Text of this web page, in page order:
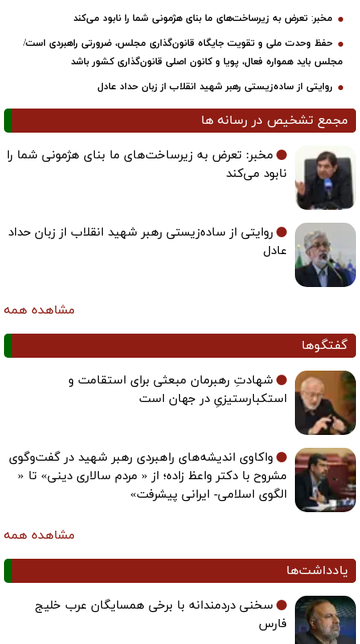
مخبر: تعرض به زیرساخت‌های ما بنای هژمونی شما را نابود می‌کند
حفظ وحدت ملی و تقویت جایگاه قانون‌گذاری مجلس، ضرورتی راهبردی است/
مجلس باید همواره فعال، پویا و کانون اصلی قانون‌گذاری کشور باشد
روایتی از ساده‌زیستی رهبر شهید انقلاب از زبان حداد عادل
مجمع تشخیص در رسانه ها
مخبر: تعرض به زیرساخت‌های ما بنای هژمونی شما را
نابود می‌کند
روایتی از ساده‌زیستی رهبر شهید انقلاب از زبان حداد
عادل
مشاهده همه
گفتگوها
شهادتِ رهبرمان مبعثی برای استقامت و
استکبارستیزیِ در جهان است
واکاوی اندیشه‌های راهبردی رهبر شهید در گفت‌وگوی
مشروح با دکتر واعظ زاده؛ از « مردم سالاری دینی» تا «
الگوی اسلامی- ایرانی پیشرفت»
مشاهده همه
یادداشت‌ها
سخنی دردمندانه با برخی همسایگان عرب خلیج
فارس